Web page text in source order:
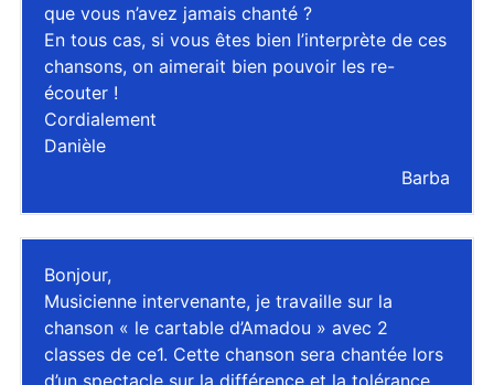
que vous n’avez jamais chanté ?
En tous cas, si vous êtes bien l’interprète de ces
chansons, on aimerait bien pouvoir les re-
écouter !
Cordialement
Danièle
Barba
Bonjour,
Musicienne intervenante, je travaille sur la
chanson « le cartable d’Amadou » avec 2
classes de ce1. Cette chanson sera chantée lors
d’un spectacle sur la différence et la tolérance.